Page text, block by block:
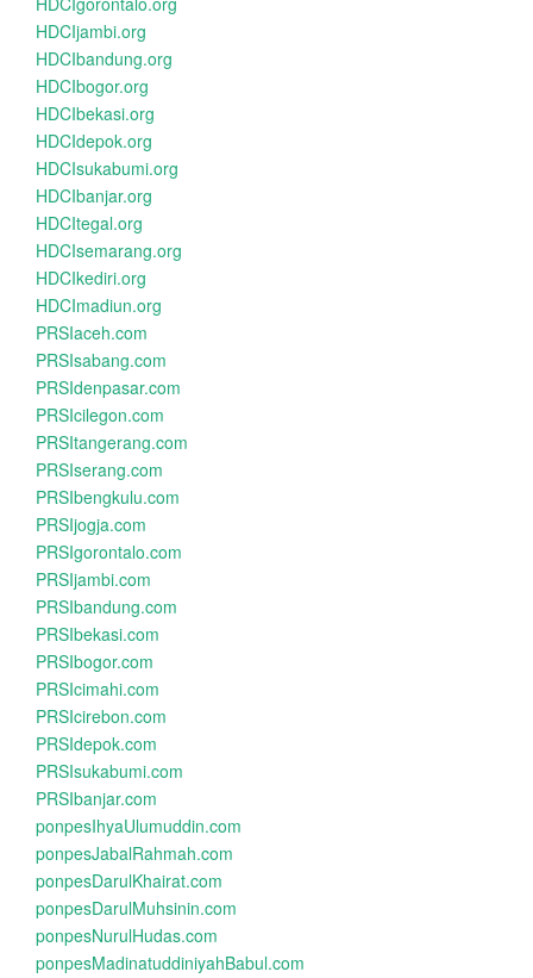
HDCIjambi.org
HDCIbandung.org
HDCIbogor.org
HDCIbekasi.org
HDCIdepok.org
HDCIsukabumi.org
HDCIbanjar.org
HDCItegal.org
HDCIsemarang.org
HDCIkediri.org
HDCImadiun.org
PRSIaceh.com
PRSIsabang.com
PRSIdenpasar.com
PRSIcilegon.com
PRSItangerang.com
PRSIserang.com
PRSIbengkulu.com
PRSIjogja.com
PRSIgorontalo.com
PRSIjambi.com
PRSIbandung.com
PRSIbekasi.com
PRSIbogor.com
PRSIcimahi.com
PRSIcirebon.com
PRSIdepok.com
PRSIsukabumi.com
PRSIbanjar.com
ponpesIhyaUlumuddin.com
ponpesJabalRahmah.com
ponpesDarulKhairat.com
ponpesDarulMuhsinin.com
ponpesNurulHudas.com
ponpesMadinatuddiniyahBabul.com